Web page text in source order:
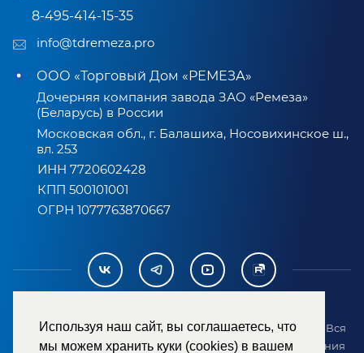
Используя наш сайт, вы соглашаетесь, что
мы можем хранить куки (cookies) в вашем
8-495-414-15-35
info@tdremeza.pro
ООО «Торговый Дом «РЕМЕЗА»
Дочерняя компания завода ЗАО «Ремеза»
(Беларусь) в России
Московская обл., г. Балашиха, Носовихинское ш.,
вл. 253
ИНН 7720602428
КПП 500101001
ОГРН 1077763870667
2007-2026 © ООО «ТД «РЕМЕЗА». Все права защищены. Вся
информация на сайте размещена в целях предоставления